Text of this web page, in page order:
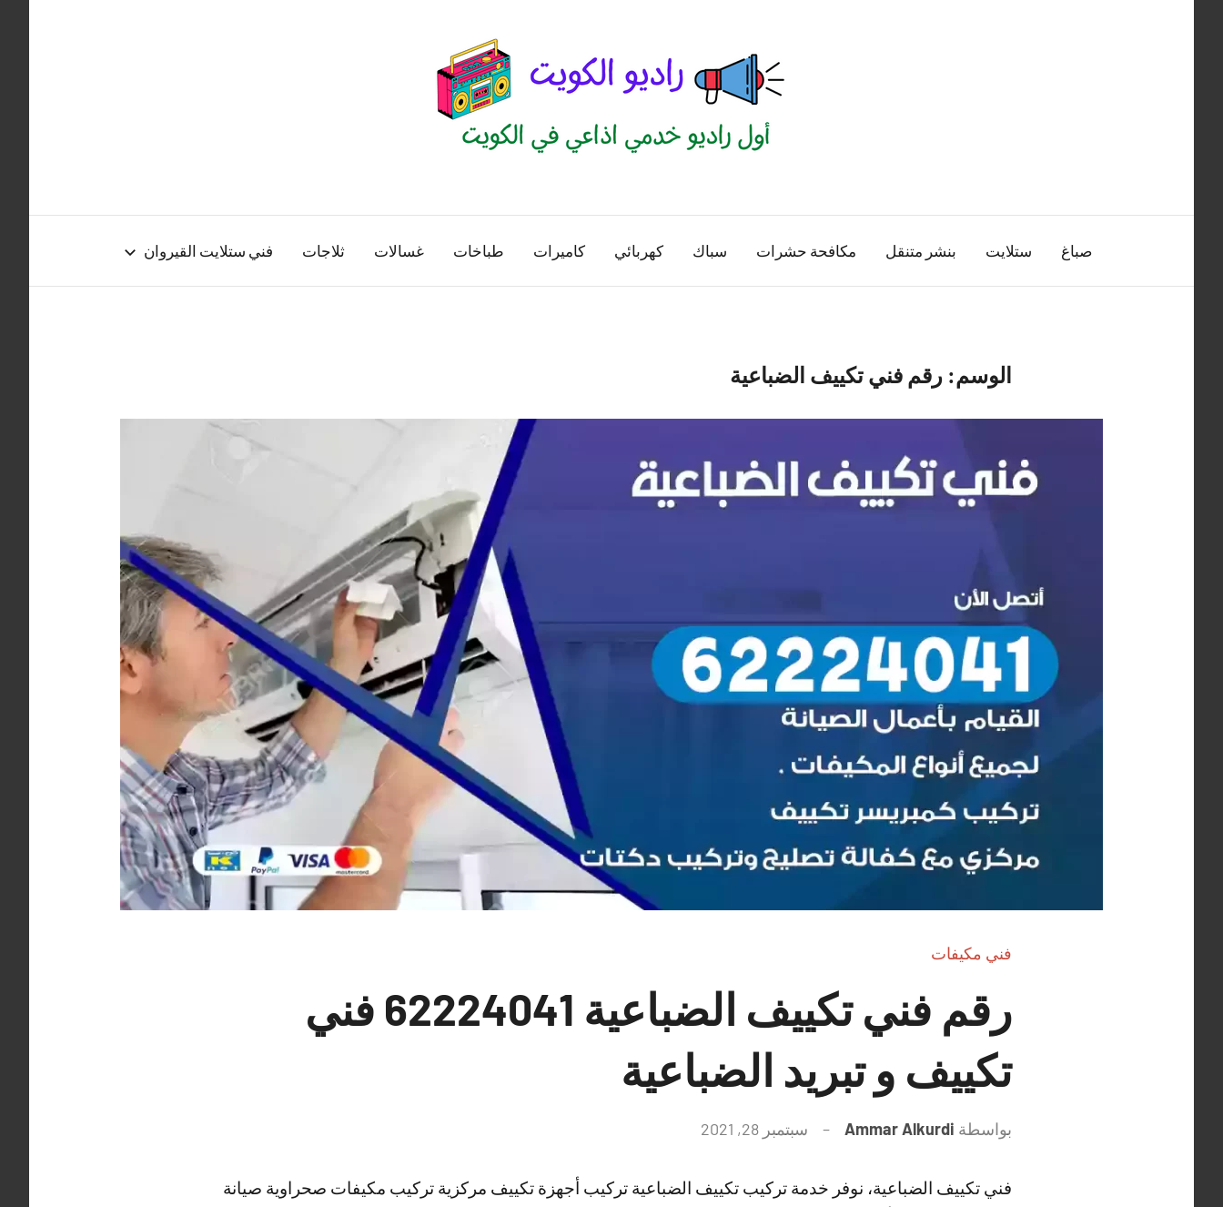
الكويت
منصة
اذاعية
صباغ ستلايت بنشر متنقل مكافحة حشرات سباك كهربائي كاميرات طباخات غسالات ثلاجات فني ستلايت القيروان
الوسم: رقم فني تكييف الضباعية
فني مكيفات
رقم فني تكييف الضباعية 62224041 فني
تكييف و تبريد الضباعية
بواسطة Ammar Alkurdi سبتمبر 28, 2021
تعليقات
فني تكييف الضباعية، نوفر خدمة تركيب تكييف الضباعية تركيب أجهزة تكييف مركزية تركيب مكيفات صحراوية صيانة